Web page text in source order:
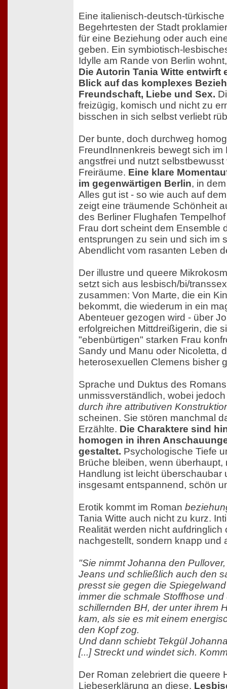
Eine italienisch-deutsch-
Begehrtesten der Stadt
für eine Beziehung oder auch
geben. Ein symbiotisch-
Idylle am Rande von Berlin
Die Autorin Tania Witte entwirft
Blick auf das komplexes
Freundschaft, Liebe und Sex.
freizügig, komisch und nicht zu
bisschen in sich selbst verliebt
Der bunte, doch durchweg
FreundInnenkreis bewegt sich
angstfrei und nutzt
Freiräume. Eine klare
im gegenwärtigen Berlin, in
Alles gut ist - so wie auch auf
zeigt eine träumende Schönheit
des Berliner Flughafen
Frau dort scheint dem Ensemble
entsprungen zu sein und sich im
Abendlicht vom rasanten Leben
Der illustre und queere
setzt sich aus lesbisch/bi/
zusammen: Von Marte, die ein
bekommt, die wiederum in ein
Abenteuer gezogen wird - über
erfolgreichen Mittdreißigerin, die
"ebenbürtigen" starken Frau
Sandy und Manu oder Nicoletta,
heterosexuellen Clemens bisher
Sprache und Duktus des
unmissverständlich, wobei
durch ihre attributiven
scheinen. Sie stören manchmal
Erzählte. Die Charaktere sind
homogen in ihren
gestaltet. Psychologische Tiefe
Brüche bleiben, wenn überhaupt,
Handlung ist leicht überschaubar
insgesamt entspannend, schön
Erotik kommt im Roman
Tania Witte auch nicht zu kurz.
Realität werden nicht aufdringlich
nachgestellt, sondern knapp und
"Sie nimmt Johanna den
Jeans und schließlich auch den
presst sie gegen die
immer die schmale Stoffhose und
schillernden BH, der unter ihrem
kam, als sie es mit einem
den Kopf zog.
Und dann schiebt Tekgül
[...] Streckt und windet sich.
Der Roman zelebriert die queere
Liebeserklärung an diese.